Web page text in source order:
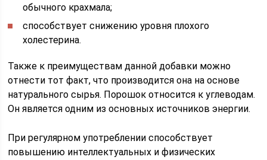
обычного крахмала;
способствует снижению уровня плохого
холестерина.
Также к преимуществам данной добавки можно
отнести тот факт, что производится она на основе
натурального сырья. Порошок относится к углеводам.
Он является одним из основных источников энергии.
При регулярном употреблении способствует
повышению интеллектуальных и физических